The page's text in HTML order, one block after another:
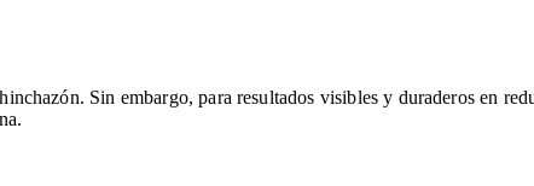
Sin embargo, para resultados visibles y duraderos en